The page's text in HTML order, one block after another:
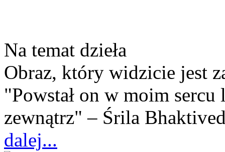
Na temat dzieła
Obraz, który widzicie jest
"Powstał on w moim sercu
zewnątrz" – Śrila
dalej...